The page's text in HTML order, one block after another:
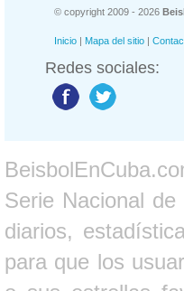
© copyright 2009 - 2026
Inicio | Mapa del sitio |
Redes sociales:
Serie Nacional
diarios,
para que los